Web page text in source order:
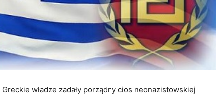
Greckie władze zadały porządny cios neonazistowskiej